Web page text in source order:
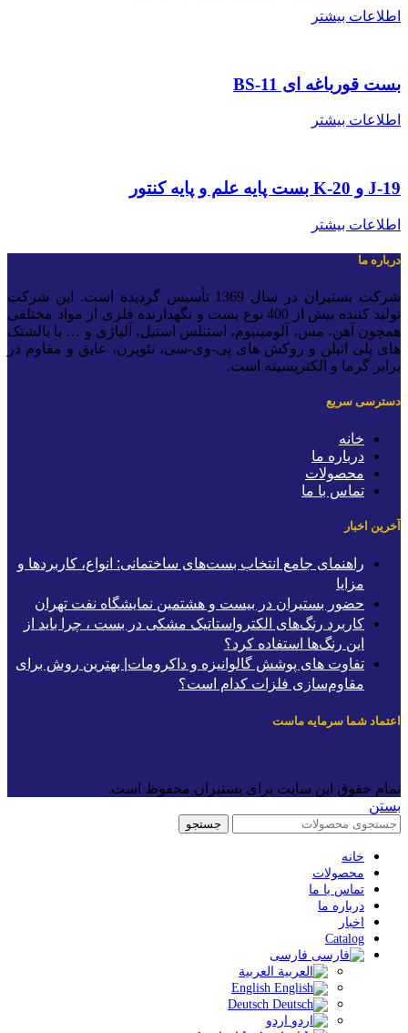
اطلاعات بیشتر
بست قورباغه ای BS-11
اطلاعات بیشتر
J-19 و K-20 بست پایه علم و پایه کنتور
اطلاعات بیشتر
درباره ما
شرکت بستیران در سال 1369 تأسیس گردیده است. این شرکت
تولید کننده بیش از 400 نوع بست و نگهدارنده فلزی از مواد مختلفی
همچون آهن، مس، آلومینیوم، استنلس استیل، آلیاژی و … با بالشتک
های پلی اتیلن و روکش های پی-وی-سی، نئوپرن، عایق و مقاوم در
برابر گرما و الکتریسیته است.
دسترسی سریع
خانه
درباره ما
محصولات
تماس با ما
آخرین اخبار
راهنمای جامع انتخاب بست‌های ساختمانی: انواع، کاربردها و
مزایا
حضور بستیران در بیست و هشتمین نمایشگاه نفت تهران
کاربرد رنگ‌های الکترواستاتیک مشکی در بست ، چرا باید از
این رنگ‌ها استفاده کرد؟
تفاوت های پوشش گالوانیزه و داکرومات| بهترین روش برای
مقاوم‌سازی فلزات کدام است؟
اعتماد شما سرمایه ماست
تمام حقوق این سایت برای بستیران محفوظ است.
بستن
جستجو
خانه
محصولات
تماس با ما
درباره ما
اخبار
Catalog
فارسی
العربية
English
Deutsch
اردو